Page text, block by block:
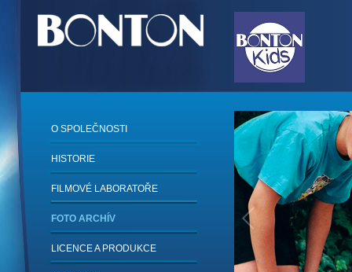
O SPOLEČNOSTI
HISTORIE
FILMOVÉ LABORATOŘE
FOTO ARCHÍV
LICENCE A PRODUKCE